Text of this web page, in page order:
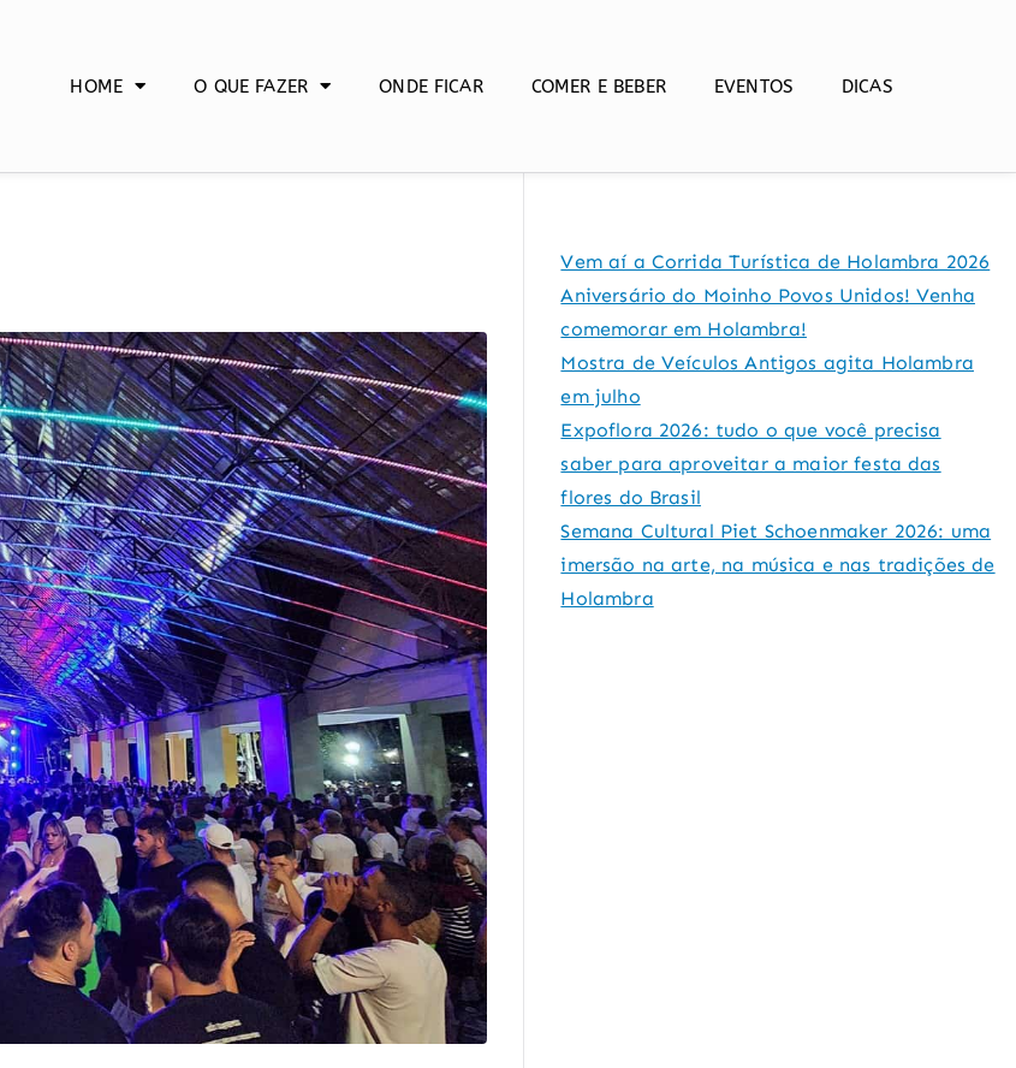
HOME O QUE FAZER ONDE FICAR COMER E BEBER EVENTOS DICAS
Vem aí a Corrida Turística de Holambra 2026
Aniversário do Moinho Povos Unidos! Venha
comemorar em Holambra!
Mostra de Veículos Antigos agita Holambra
em julho
Expoflora 2026: tudo o que você precisa
saber para aproveitar a maior festa das
flores do Brasil
Semana Cultural Piet Schoenmaker 2026: uma
imersão na arte, na música e nas tradições de
Holambra